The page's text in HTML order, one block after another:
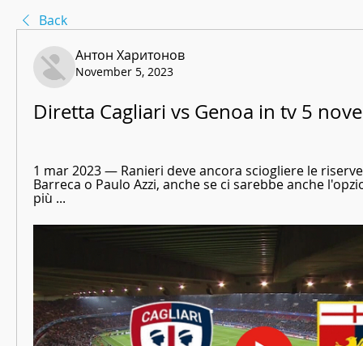
Back
Антон Харитонов
November 5, 2023
Diretta Cagliari vs Genoa in tv 5
1 mar 2023 — Ranieri deve ancora sciogliere le
Barreca o Paulo Azzi, anche se ci sarebbe anche
più ...